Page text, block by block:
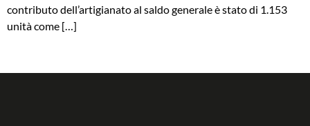
contributo dell’artigianato al saldo generale è stato di 1.153
unità come […]